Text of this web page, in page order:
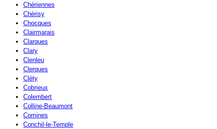
Chériennes
Chérisy
Chocques
Clairmarais
Clarques
Clary
Clenleu
Clerques
Cléty
Cobrieux
Colembert
Colline-Beaumont
Comines
Conchil-le-Temple